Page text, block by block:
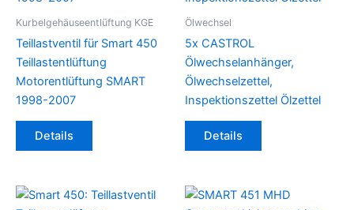
Kurbelgehäuseentlüftung KGE
Teillastventil für Smart 450
Teillastentlüftung
Motorentlüftung SMART
1998-2007
Details
Ölwechsel
5x CASTROL
Ölwechselanhänger,
Ölwechselzettel,
Inspektionszettel Ölzettel
Details